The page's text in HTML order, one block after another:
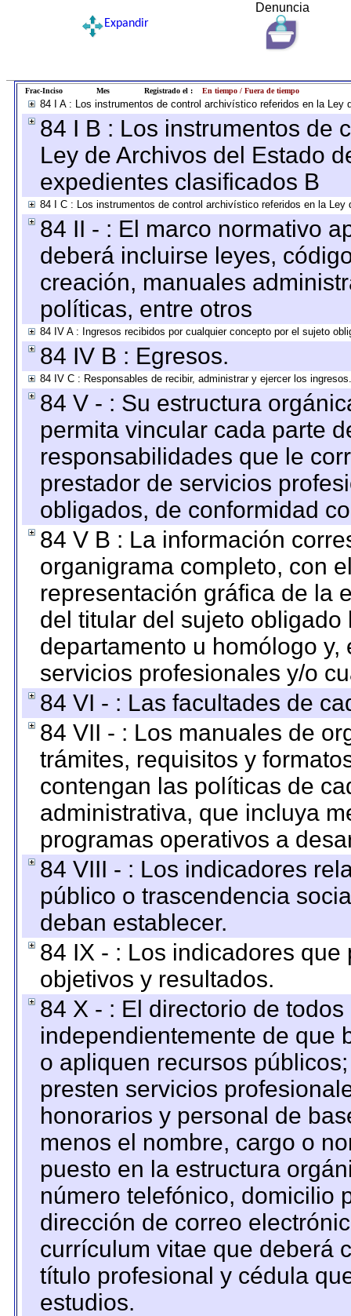
Denuncia
Expandir
Frac-Inciso Mes Registrado el : En tiempo / Fuera de tiempo
84 I A : Los instrumentos de control archivístico referidos en la
84 I B : Los instrumentos de
Ley de Archivos del Estado
expedientes clasificados B
84 I C : Los instrumentos de control archivístico referidos en la
84 II - : El marco normativo
deberá incluirse leyes,
creación, manuales
políticas, entre otros
84 IV A : Ingresos recibidos por cualquier concepto por el sujeto
84 IV B : Egresos.
84 IV C : Responsables de recibir, administrar y ejercer los ingresos.
84 V - : Su estructura
permita vincular cada parte
responsabilidades que le
prestador de servicios
obligados, de conformidad
84 V B : La información
organigrama completo, con
representación gráfica de la
del titular del sujeto
departamento u homólogo
servicios profesionales y/o
84 VI - : Las facultades de
84 VII - : Los manuales de
trámites, requisitos y
contengan las políticas de
administrativa, que incluya
programas operativos a
84 VIII - : Los indicadores
público o trascendencia
deban establecer.
84 IX - : Los indicadores
objetivos y resultados.
84 X - : El directorio de
independientemente de que
o apliquen recursos
presten servicios
honorarios y personal de
menos el nombre, cargo o
puesto en la estructura
número telefónico, domicilio
dirección de correo
currículum vitae que deberá
título profesional y cédula
estudios.